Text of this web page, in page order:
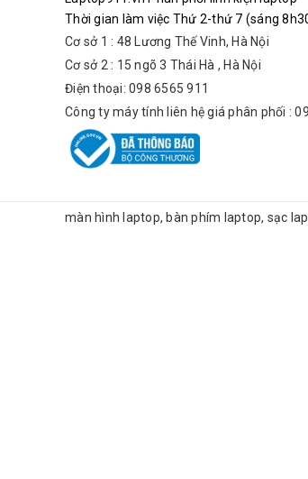
Thời gian làm việc Thứ 2-thứ 7 (sáng
Cơ sở 1 : 48 Lương Thế Vinh, Hà Nội
Cơ sở 2 : 15 ngõ 3 Thái Hà , Hà Nội
Điện thoại: 098 6565 911
Công ty máy tính liên hệ giá phân phối :
màn hình laptop, bàn phím laptop, sạc